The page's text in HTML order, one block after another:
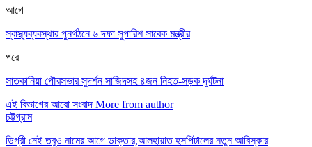
আগে
স্বাস্থ্যব্যবস্থার পুনর্গঠনে ৬ দফা সুপারিশ সাবেক মন্ত্রীর
পরে
সাতকানিয়া পৌরসভার সুদর্শন সাজিদসহ ৪জন নিহত-সড়ক দূর্ঘটনা
এই বিভাগের আরো সংবাদ More from author
চট্টগ্রাম
ডিগ্রী নেই তবুও নামের আগে ডাক্তার,আলহায়াত হসপিটালের নতুন আবিস্কার